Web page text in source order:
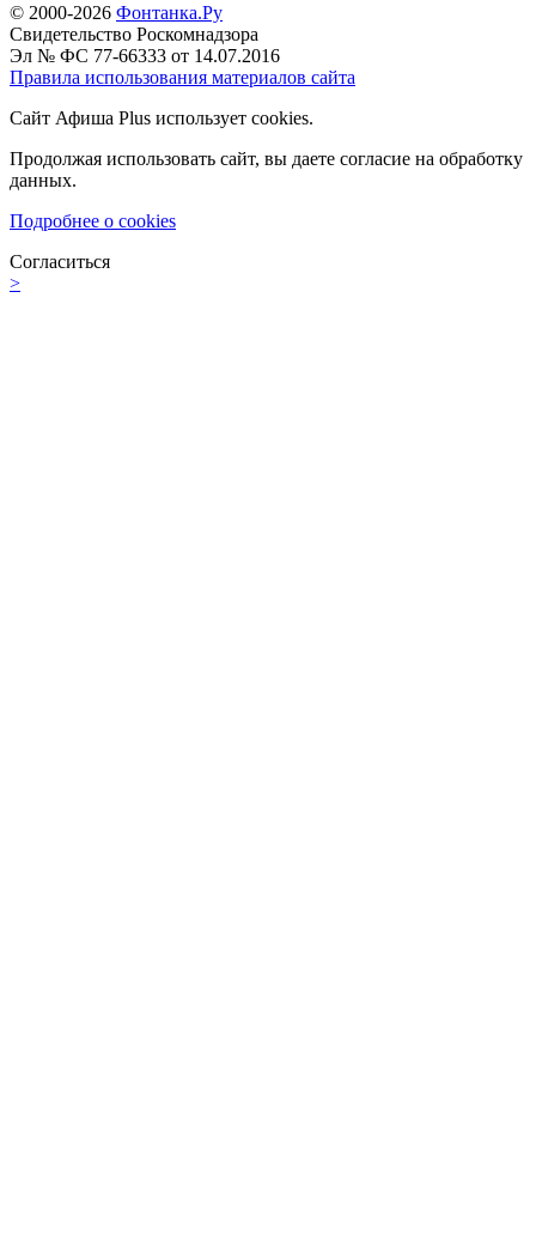
© 2000-2026 Фонтанка.Ру
Свидетельство Роскомнадзора
Эл № ФС 77-66333 от 14.07.2016
Правила использования материалов сайта
Сайт Афиша Plus использует cookies.
Продолжая использовать сайт, вы даете согласие на обработку
данных.
Подробнее о cookies
Согласиться
>